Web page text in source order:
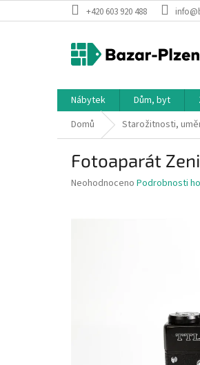
na
+420 603 920 488
Nábytek Dům, byt
Domů
Starožitnosti,
Fotoaparát
Průměrné
Neohodnoceno Podrobnosti